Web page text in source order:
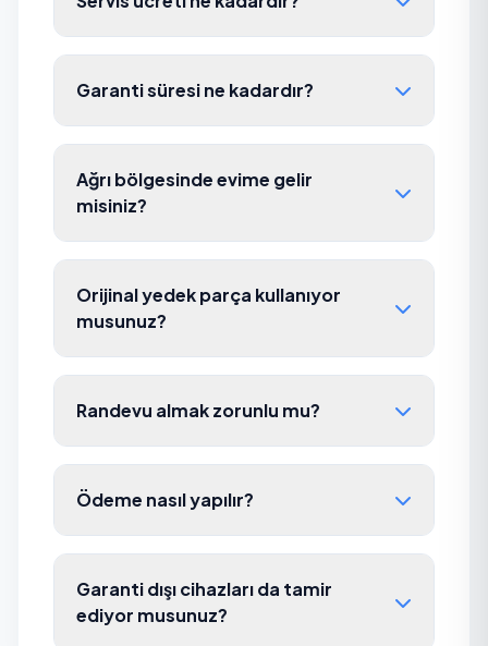
Garanti süresi ne kadardır?
Ağrı bölgesinde evime gelir
misiniz?
Orijinal yedek parça kullanıyor
musunuz?
Randevu almak zorunlu mu?
Ödeme nasıl yapılır?
Garanti dışı cihazları da tamir
ediyor musunuz?